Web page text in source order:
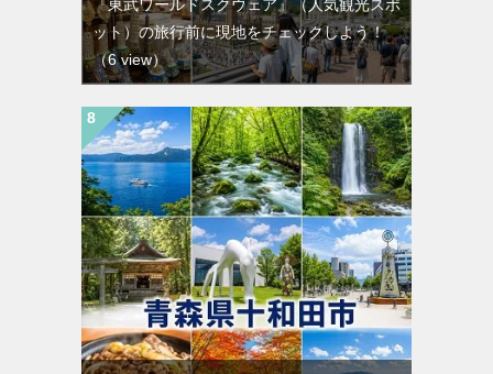
『東武ワールドスクウェア』（人気観光スポ
ット）の旅行前に現地をチェックしよう！
（6 view）